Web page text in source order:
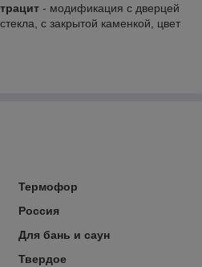
- модификация с дверцей
с закрытой каменкой, цвет
Термофор
Россия
Для бань и саун
Твердое